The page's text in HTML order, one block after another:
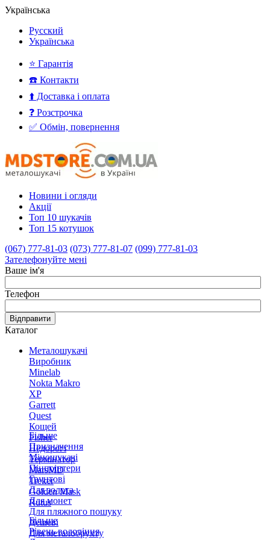
Українська
Русский
Українська
⭐ Гарантія
☎️ Контакти
⬆️ Доставка і оплата
❓ Розстрочка
✅ Обмін, повернення
Новини і огляди
Акції
Топ 10 шукачів
Топ 15 котушок
(067) 777-81-03 (073) 777-81-07 (099) 777-81-03
Зателефонуйте мені
Ваше ім'я
Телефон
Відправити
Каталог
Металошукачі
Виробник
Minelab
Nokta Makro
XP
Garrett
Quest
Кощей
Fisher
Недорогі
Термінатор
MarsMD
Treker
Golden Mask
Rutus
Більше
Призначення
Міношукачі
Пінпоінтери
Грунтові
Для золота
Для монет
Для пляжного пошуку
Дешеві
Для металобрухту
Більше
Рівень володіння